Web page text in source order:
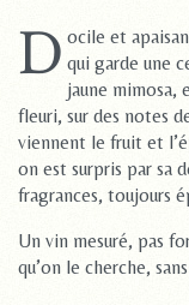
D ocile et
qui garde une
jaune mimosa,
fleuri, sur des notes
viennent le fruit et
on est surpris par sa
fragrances, toujours
Un vin mesuré, pas
qu’on le cherche,